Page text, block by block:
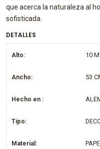
que acerca la naturaleza al
sofisticada.
DETALLES
Alto: 10
Ancho: 53
Hecho en :
Tipo:
Material: